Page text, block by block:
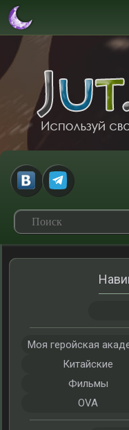
Моя геройская
Китайские
Фильмы
OVA